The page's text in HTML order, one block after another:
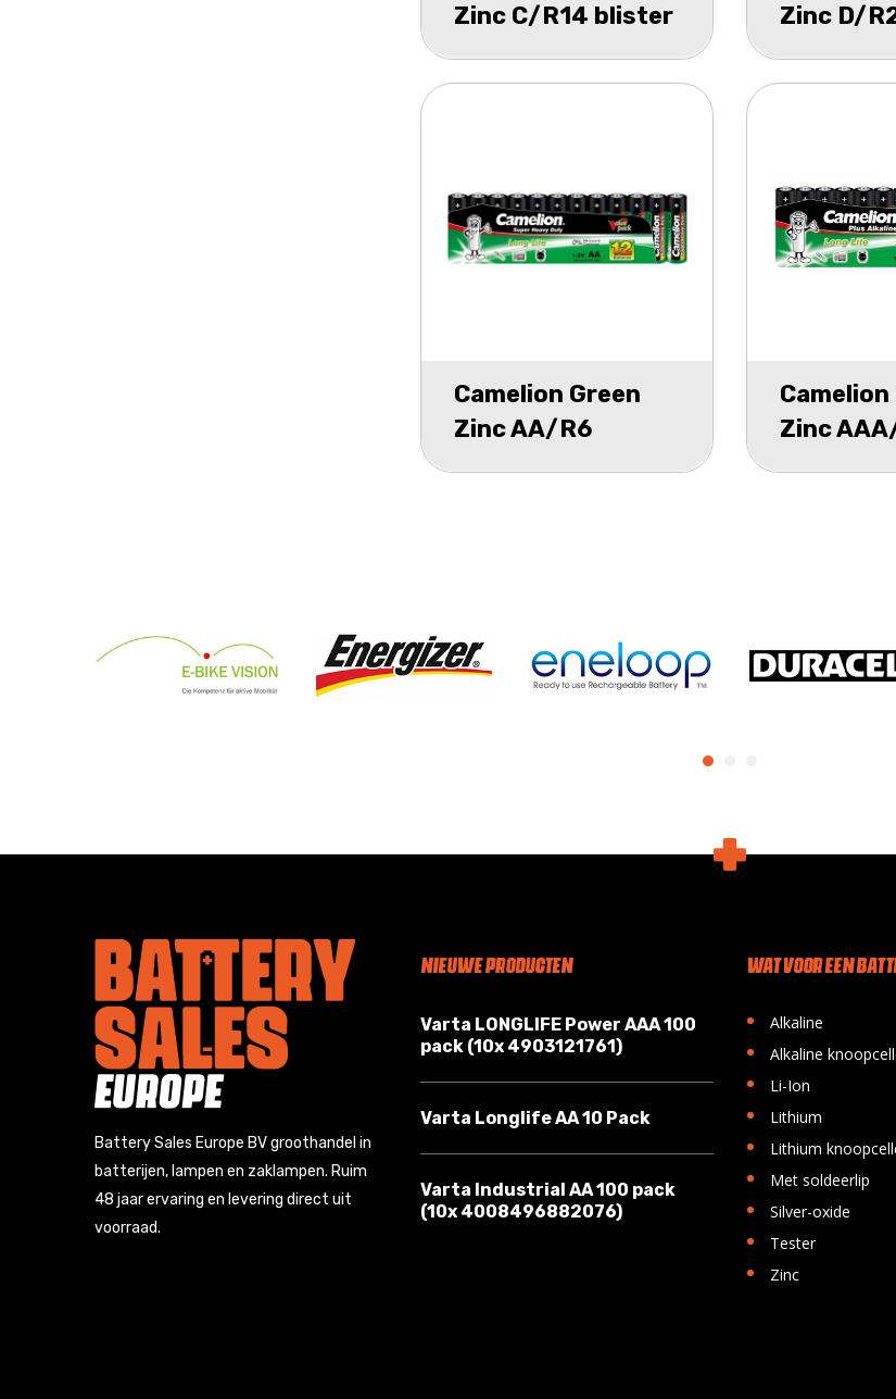
Zinc C/R14 blister
Zinc D/
Camelion Green
Zinc AA/R6
Camelion
Zinc
Battery Sales Europe BV groothandel in
batterijen, lampen en zaklampen. Ruim
48 jaar ervaring en levering direct uit
voorraad.
NIEUWE PRODUCTEN
Varta LONGLIFE Power AAA 100
pack (10x 4903121761)
Varta Longlife AA 10 Pack
Varta Industrial AA 100 pack
(10x 4008496882076)
WAT VOOR EEN
• Alkaline
• Alkaline
• Li-Ion
• Lithium
• Lithium
• Met soldeerlip
• Silver-oxide
• Tester
• Zinc